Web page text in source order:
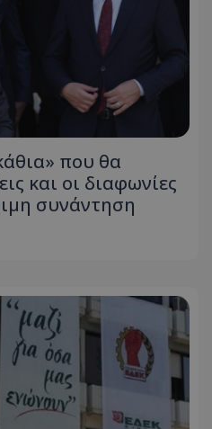
που θα
και οι διαφωνίες
συνάντηση